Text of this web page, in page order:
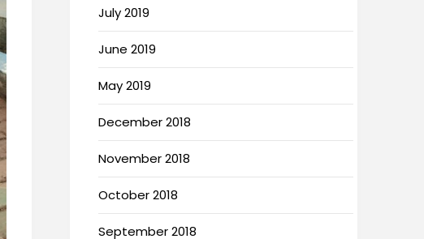
July 2019
June 2019
May 2019
December 2018
November 2018
October 2018
September 2018